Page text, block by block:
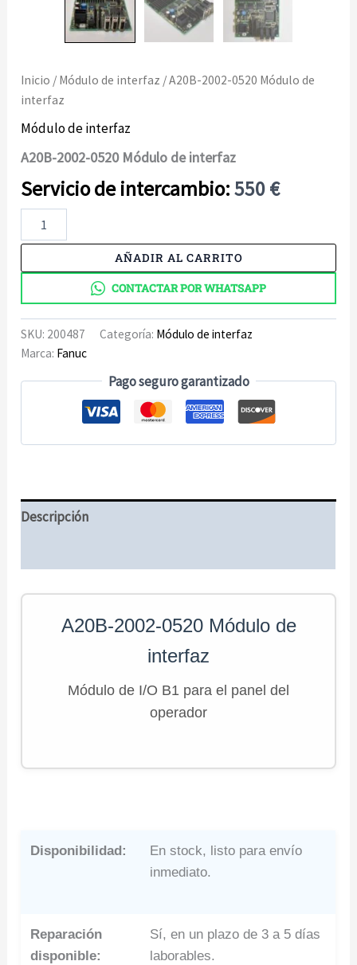
Inicio / Módulo de interfaz / A20B-2002-0520 Módulo de
interfaz
Módulo de interfaz
A20B-2002-0520 Módulo de interfaz
550€
2002-
0520
AÑADIR AL CARRITO
CONTACTAR POR WHATSAPP
SKU: 200487 Categoría: Módulo de interfaz
Marca: Fanuc
Pago seguro garantizado
Descripción
A20B-2002-0520 Módulo de
interfaz
Módulo de I/O B1 para el panel del
operador
Disponibilidad:
En stock, listo para envío
inmediato.
Reparación
disponible:
Sí, en un plazo de 3 a 5 días
laborables.